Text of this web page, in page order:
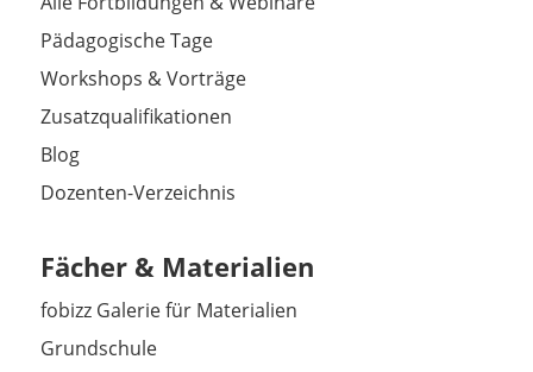
Pädagogische Tage
Workshops & Vorträge
Zusatzqualifikationen
Blog
Dozenten-Verzeichnis
Fächer & Materialien
fobizz Galerie für Materialien
Grundschule